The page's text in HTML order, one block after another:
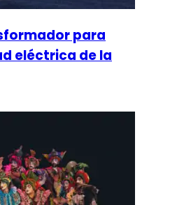
para
eléctrica de la